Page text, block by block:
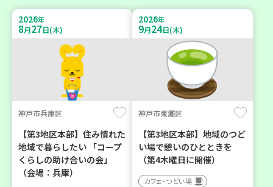
2026年
8月27日(木)
神戸市兵庫区
【第3地区本部】住み慣れた
地域で暮らしたい 「コープ
くらしの助け合いの会」
（会場：兵庫）
2026年
9月24日(木)
神戸市東灘区
【第3地区本部】地域のつど
い場で憩いのひとときを
（第4木曜日に開催）
カフェ・つどい場